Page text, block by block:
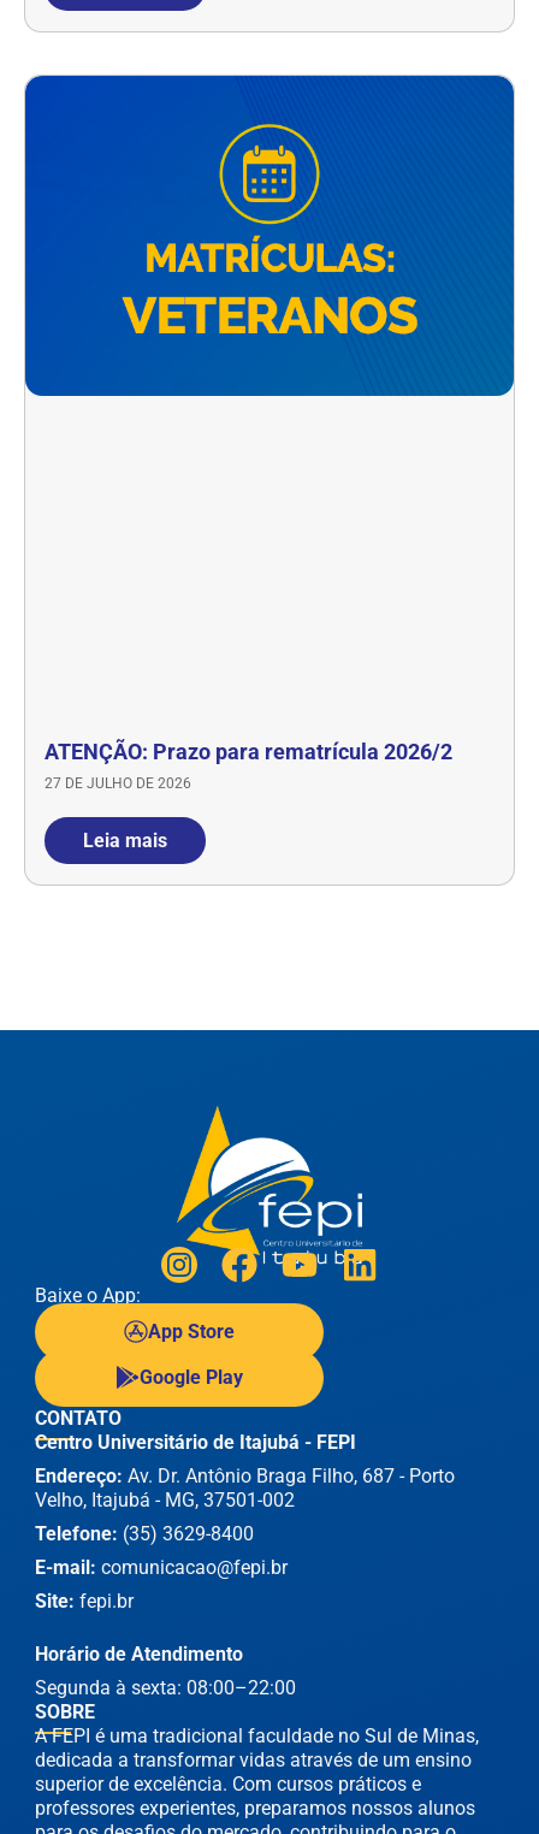
ATENÇÃO: Prazo para rematrícula 2026/2
27 DE JULHO DE 2026
Leia mais
Baixe o App:
App Store
Google Play
SOBRE
A FEPI é uma tradicional faculdade no Sul de Minas,
dedicada a transformar vidas através de um ensino
superior de excelência. Com cursos práticos e
professores experientes, preparamos nossos alunos
CONTATO
Centro Universitário de Itajubá - FEPI
Endereço: Av. Dr. Antônio Braga Filho, 687 - Porto
Velho, Itajubá - MG, 37501-002
Telefone: (35) 3629-8400
E-mail: comunicacao@fepi.br
Site: fepi.br
Horário de Atendimento
Segunda à sexta: 08:00–22:00